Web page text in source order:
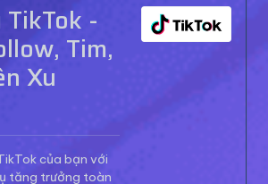
TikTok -
Tim,
Xu
của bạn với
tăng trưởng toàn